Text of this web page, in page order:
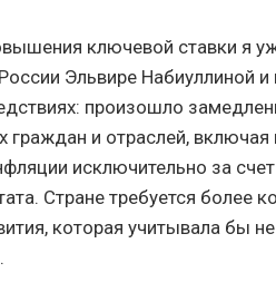
ключевой ставки я
Эльвире Набиуллиной
произошло
граждан и отраслей,
исключительно за
Стране требуется более
которая учитывала бы